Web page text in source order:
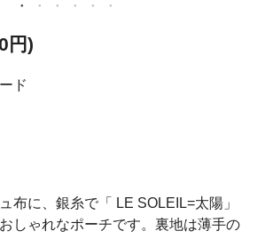
円)
ド
布に、銀糸で「 LE SOLEIL=太陽」
しゃれなポーチです。裏地は薄手の